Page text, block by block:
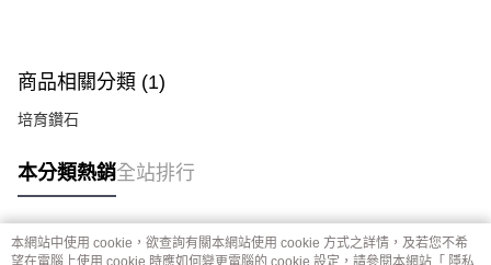
商品相關分類 (1)
培育鑽石
本分類熱銷全站排行
熱門標籤
本網站中使用 cookie，欲查詢有關本網站使用 cookie 方式之詳情，及若您不希
望在電腦上使用 cookie 時應如何變更電腦的 cookie 設定，請參閱本網站「 隱私